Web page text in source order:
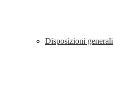
Disposizioni generali